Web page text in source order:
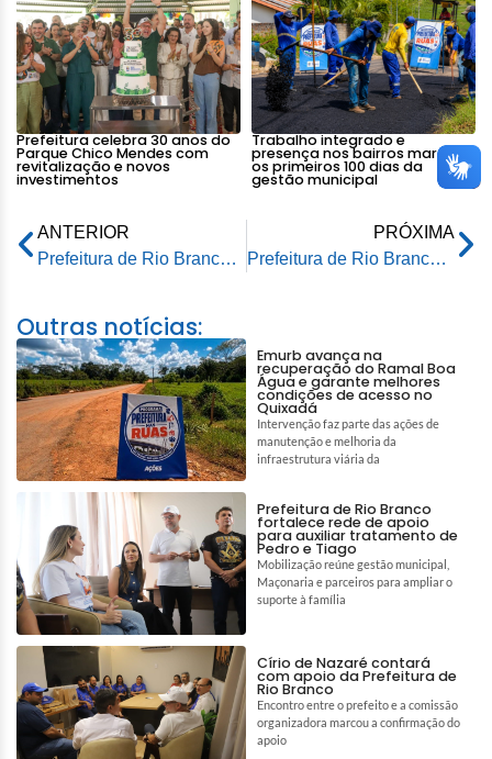
Prefeitura celebra 30 anos do
Parque Chico Mendes com
revitalização e novos
investimentos
Trabalho integrado e
presença nos bairros marcam
os primeiros 100 dias da
gestão municipal
ANTERIOR
Prefeitura de Rio Branco pretende entregar obras do novo Calçadão da Benjamim Constant até o final de dezembro
PRÓXIMA
Prefeitura de Rio Branco mantém obras de pavimentação mesmo durante o inverno amazônico
Outras notícias:
Emurb avança na
recuperação do Ramal Boa
Água e garante melhores
condições de acesso no
Quixadá
Intervenção faz parte das ações de
manutenção e melhoria da
infraestrutura viária da
Prefeitura de Rio Branco
fortalece rede de apoio
para auxiliar tratamento de
Pedro e Tiago
Mobilização reúne gestão municipal,
Maçonaria e parceiros para ampliar o
suporte à família
Círio de Nazaré contará
com apoio da Prefeitura de
Rio Branco
Encontro entre o prefeito e a comissão
organizadora marcou a confirmação do
apoio